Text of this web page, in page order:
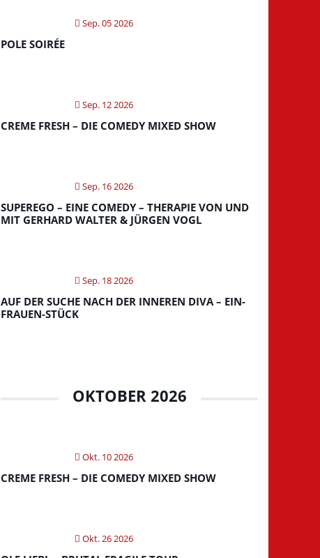
Sep. 05 2026
POLE SOIRÉE
Sep. 12 2026
CREME FRESH – DIE COMEDY MIXED SHOW
Sep. 16 2026
SUPEREGO – EINE COMEDY – THERAPIE VON UND
MIT GERHARD WALTER & JÜRGEN VOGL
Sep. 18 2026
AUF DER SUCHE NACH DER INNEREN DIVA – EIN-
FRAUEN-STÜCK
OKTOBER 2026
Okt. 10 2026
CREME FRESH – DIE COMEDY MIXED SHOW
Okt. 26 2026